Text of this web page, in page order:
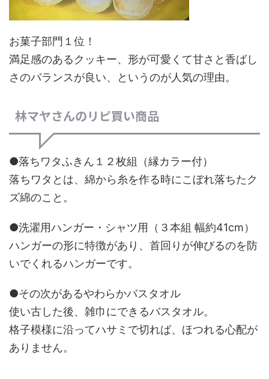
お菓子部門１位！
満足感のあるクッキー、形が可愛くて甘さと香ばし
さのバランスが良い、というのが人気の理由。
林マヤさんのリピ買い商品
●落ちワタふきん１２枚組（縁カラー付）
落ちワタとは、綿から糸を作る時にこぼれ落ちたク
ズ綿のこと。
●洗濯用ハンガー・シャツ用（３本組 幅約41cm）
ハンガーの形に特徴があり、首回りが伸びるのを防
いでくれるハンガーです。
●その次があるやわらかバスタオル
使い古した後、雑巾にできるバスタオル。
格子模様に沿ってハサミで切れば、ほつれる心配が
ありません。